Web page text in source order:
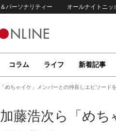
パーソナリティー オールナイトニッ
コラム ライフ 新着記事
めちゃイケ」メンバーとの仲良しエピソード
藤浩次ら「め